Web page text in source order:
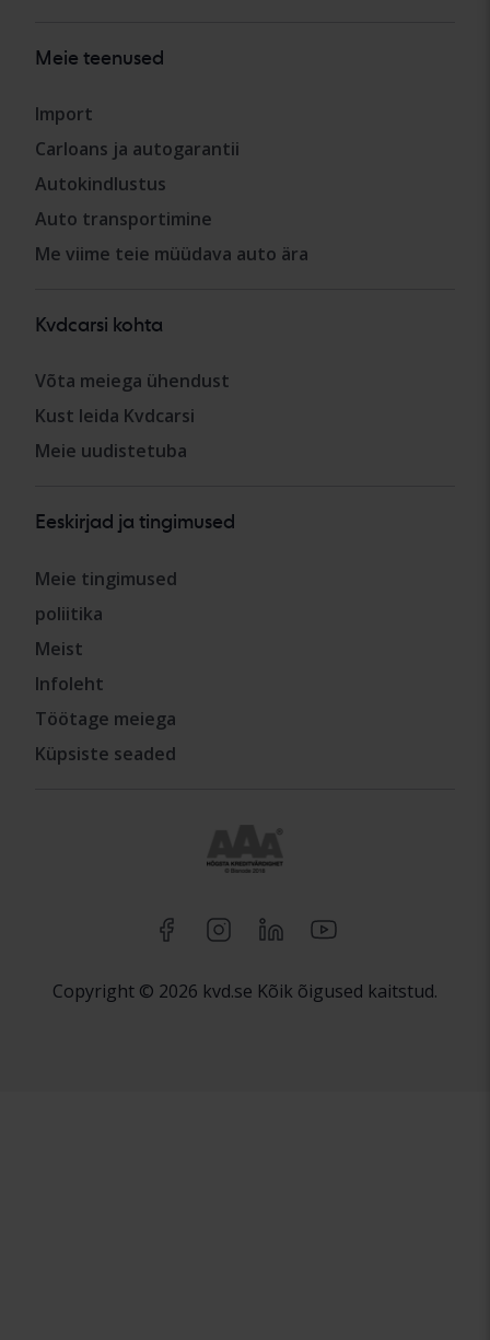
Meie teenused
Import
Carloans ja autogarantii
Autokindlustus
Auto transportimine
Me viime teie müüdava auto ära
Kvdcarsi kohta
Võta meiega ühendust
Kust leida Kvdcarsi
Meie uudistetuba
Eeskirjad ja tingimused
Meie tingimused
poliitika
Meist
Infoleht
Töötage meiega
Küpsiste seaded
Copyright © 2026 kvd.se Kõik õigused kaitstud.